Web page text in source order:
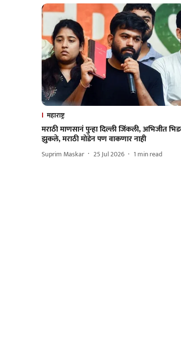
महाराष्ट्र
मराठी माणसानं पुन्हा दिल्ली जिंकली, अभिजीत
झुकले, मराठी मोडेन पण वाकणार नाही
Suprim Maskar 25 Jul 2026 1 min read